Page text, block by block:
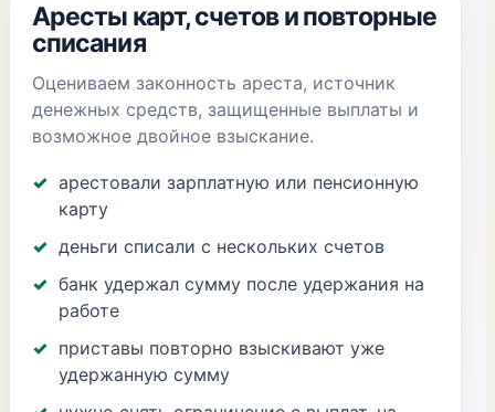
Аресты карт, счетов и повторные
списания
Оцениваем законность ареста, источник
денежных средств, защищенные выплаты и
возможное двойное взыскание.
арестовали зарплатную или пенсионную
карту
деньги списали с нескольких счетов
банк удержал сумму после удержания на
работе
приставы повторно взыскивают уже
удержанную сумму